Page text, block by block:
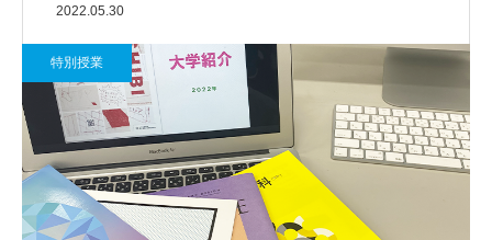
2022.05.30
特別授業